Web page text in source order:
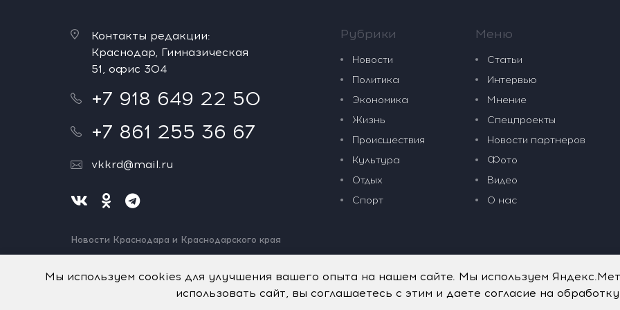
Контакты редакции:
Краснодар, Гимназическая
51, офис 304
+7 918 649 22 50
+7 861 255 36 67
vkkrd@mail.ru
Новости Краснодара и Краснодарского края
Нашли ошибку? Выделите и нажмите Ctrl+Enter.
Рубрики
Новости
Политика
Экономика
Жизнь
Происшествия
Культура
Отдых
Спорт
Меню
Статьи
Интервью
Мнение
Спецпроекты
Новости партнеров
Фото
Видео
О нас
Мы используем cookies для улучшения вашего опыта на нашем сайте. Мы используем
использовать сайт, вы соглашаетесь с этим и даете согласие на